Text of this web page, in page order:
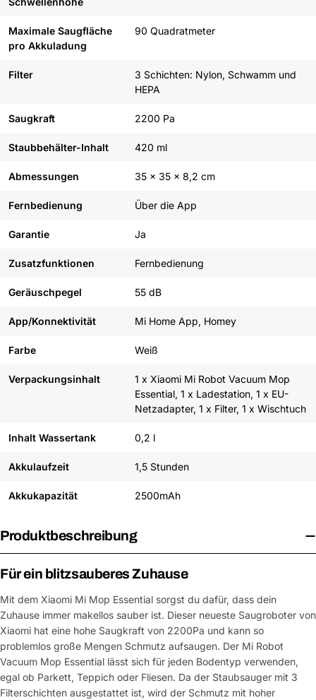
Maximale Saugfläche
pro Akkuladung
90 Quadratmeter
Filter
3 Schichten: Nylon, Schwamm und
HEPA
Saugkraft 2200 Pa
Staubbehälter-Inhalt 420 ml
Abmessungen 35 x 35 x 8,2 cm
Fernbedienung Über die App
Garantie Ja
Zusatzfunktionen Fernbedienung
Geräuschpegel 55 dB
App/Konnektivität Mi Home App, Homey
Farbe Weiß
Verpackungsinhalt
1 x Xiaomi Mi Robot Vacuum Mop
Essential, 1 x Ladestation, 1 x EU-
Netzadapter, 1 x Filter, 1 x Wischtuch
Inhalt Wassertank 0,2 l
Akkulaufzeit 1,5 Stunden
Akkukapazität 2500mAh
Produktbeschreibung
Für ein blitzsauberes Zuhause
Mit dem Xiaomi Mi Mop Essential sorgst du dafür, dass dein
Zuhause immer makellos sauber ist. Dieser neueste Saugroboter von
Xiaomi hat eine hohe Saugkraft von 2200Pa und kann so
problemlos große Mengen Schmutz aufsaugen. Der Mi Robot
Vacuum Mop Essential lässt sich für jeden Bodentyp verwenden,
egal ob Parkett, Teppich oder Fliesen. Da der Staubsauger mit 3
Filterschichten ausgestattet ist, wird der Schmutz mit hoher